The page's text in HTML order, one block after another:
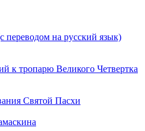
переводом на русский язык)
к тропарю Великого Четвертка
Святой Пасхи